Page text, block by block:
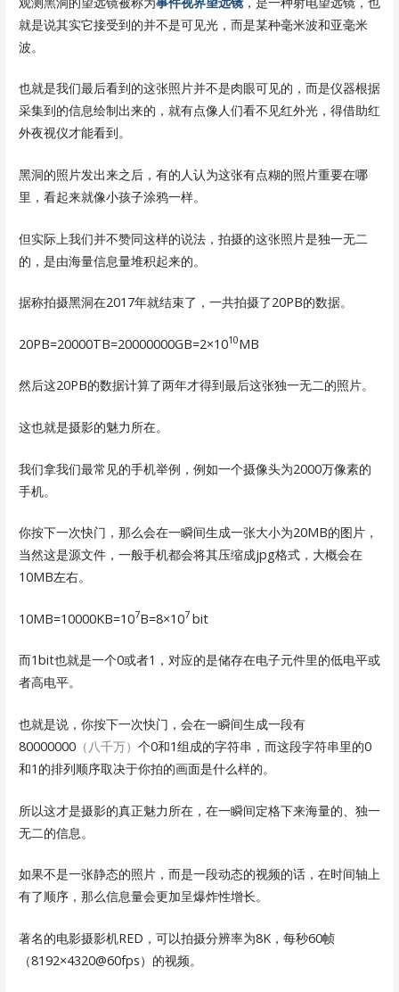
就是说其实它接受到的并不是可见光，而是某种毫米波和亚毫米
波。
也就是我们最后看到的这张照片并不是肉眼可见的，而是仪器根据
采集到的信息绘制出来的，就有点像人们看不见红外光，得借助红
外夜视仪才能看到。
黑洞的照片发出来之后，有的人认为这张有点糊的照片重要在哪
里，看起来就像小孩子涂鸦一样。
但实际上我们并不赞同这样的说法，拍摄的这张照片是独一无二
的，是由海量信息量堆积起来的。
据称拍摄黑洞在2017年就结束了，一共拍摄了20PB的数据。
20PB=20000TB=20000000GB=2×1010MB
然后这20PB的数据计算了两年才得到最后这张独一无二的照片。
这也就是摄影的魅力所在。
我们拿我们最常见的手机举例，例如一个摄像头为2000万像素的
手机。
你按下一次快门，那么会在一瞬间生成一张大小为20MB的图片，
当然这是源文件，一般手机都会将其压缩成jpg格式，大概会在
10MB左右。
10MB=10000KB=107B=8×107 bit
而1bit也就是一个0或者1，对应的是储存在电子元件里的低电平或
者高电平。
也就是说，你按下一次快门，会在一瞬间生成一段有
80000000（八千万） 个0和1组成的字符串，而这段字符串里的0
和1的排列顺序取决于你拍的画面是什么样的。
所以这才是摄影的真正魅力所在，在一瞬间定格下来海量的、独一
无二的信息。
如果不是一张静态的照片，而是一段动态的视频的话，在时间轴上
有了顺序，那么信息量会更加呈爆炸性增长。
著名的电影摄影机RED，可以拍摄分辨率为8K，每秒60帧
（8192×4320@60fps）的视频。